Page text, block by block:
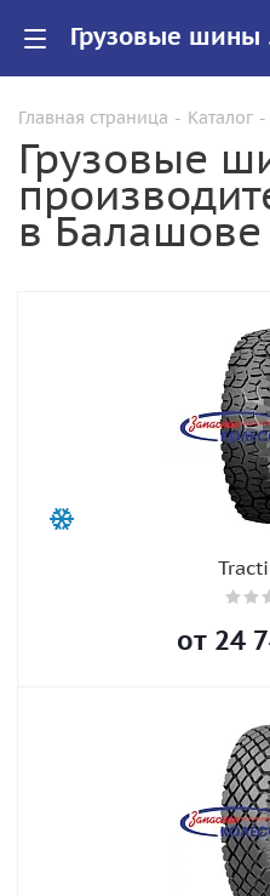
Главная страница - Каталог -
Грузовые
в Балашове
от 24